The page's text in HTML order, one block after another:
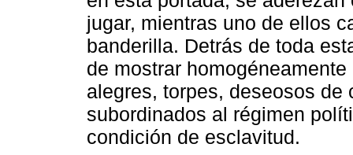
jugar, mientras uno de ellos
banderilla. Detrás de toda
de mostrar
alegres, torpes, deseosos
subordinados al régimen
condición de esclavitud.